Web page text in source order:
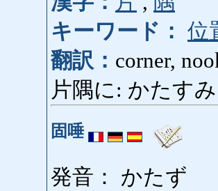
キーワード： 位
翻訳： corner,
片隅に: かたす
固唾
発音： かたず